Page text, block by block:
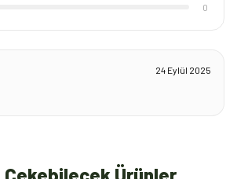
0
24 Eylül 2025